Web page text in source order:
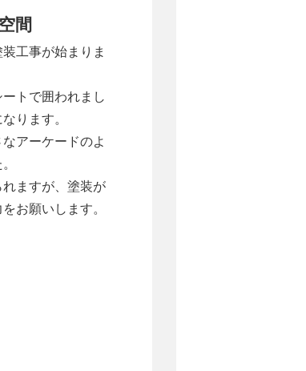
間
工事が始まりま
トで囲われまし
ります。
アーケードのよ
ますが、塗装が
お願いします。